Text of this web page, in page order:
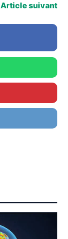
Article suivant